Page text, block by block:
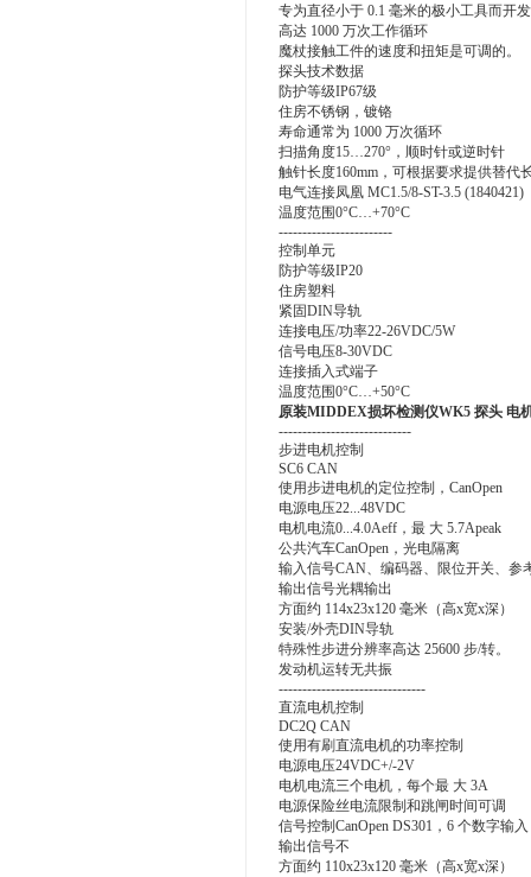
专为直径小于 0.1 毫米的极小工具而开发
高达 1000 万次工作循环
魔杖接触工件的速度和扭矩是可调的。
探头技术数据
防护等级IP67级
住房不锈钢，镀铬
寿命通常为 1000 万次循环
扫描角度15…270°，顺时针或逆时针
触针长度160mm，可根据要求提供替代
电气连接凤凰 MC1.5/8-ST-3.5 (1840421)
温度范围0°C…+70°C
------------------------
控制单元
防护等级IP20
住房塑料
紧固DIN导轨
连接电压/功率22-26VDC/5W
信号电压8-30VDC
连接插入式端子
温度范围0°C…+50°C
原装MIDDEX损坏检测仪WK5 探头 电
----------------------------
步进电机控制
SC6 CAN
使用步进电机的定位控制，CanOpen
电源电压22...48VDC
电机电流0...4.0Aeff，最 大 5.7Apeak
公共汽车CanOpen，光电隔离
输入信号CAN、编码器、限位开关、参
输出信号光耦输出
方面约 114x23x120 毫米（高x宽x深）
安装/外壳DIN导轨
特殊性步进分辨率高达 25600 步/转。
发动机运转无共振
-------------------------------
直流电机控制
DC2Q CAN
使用有刷直流电机的功率控制
电源电压24VDC+/-2V
电机电流三个电机，每个最 大 3A
电源保险丝电流限制和跳闸时间可调
信号控制CanOpen DS301，6 个数字输入
输出信号不
方面约 110x23x120 毫米（高x宽x深）